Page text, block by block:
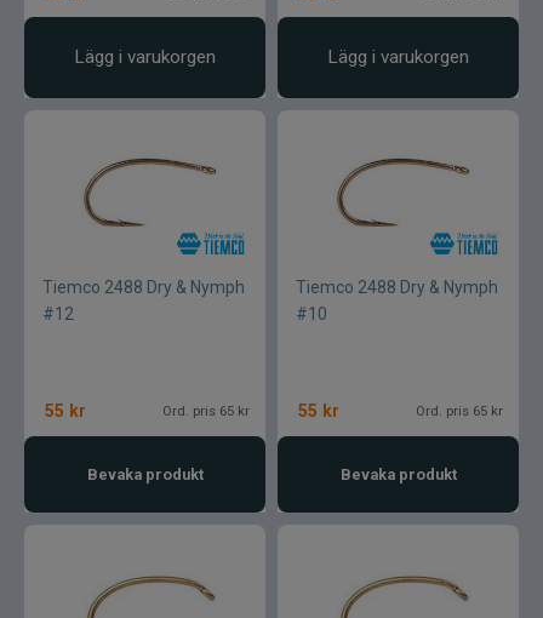
Lägg i varukorgen Lägg i varukorgen
Tiemco 2488 Dry & Nymph
#12
55 kr Ord. pris 65 kr
Bevaka produkt
Tiemco 2488 Dry & Nymph
#10
55 kr Ord. pris 65 kr
Bevaka produkt